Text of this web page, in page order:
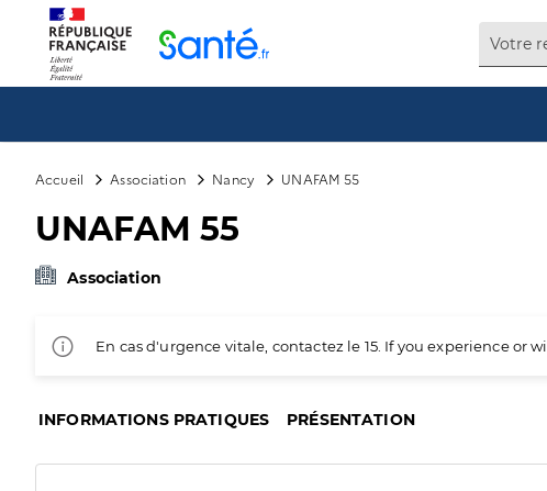
Accueil Association Nancy UNAFAM 55
UNAFAM 55
Association
En cas d'urgence vitale, contactez le 15. If you experience
INFORMATIONS PRATIQUES PRÉSENTATION
Panneau de gestion des cookies